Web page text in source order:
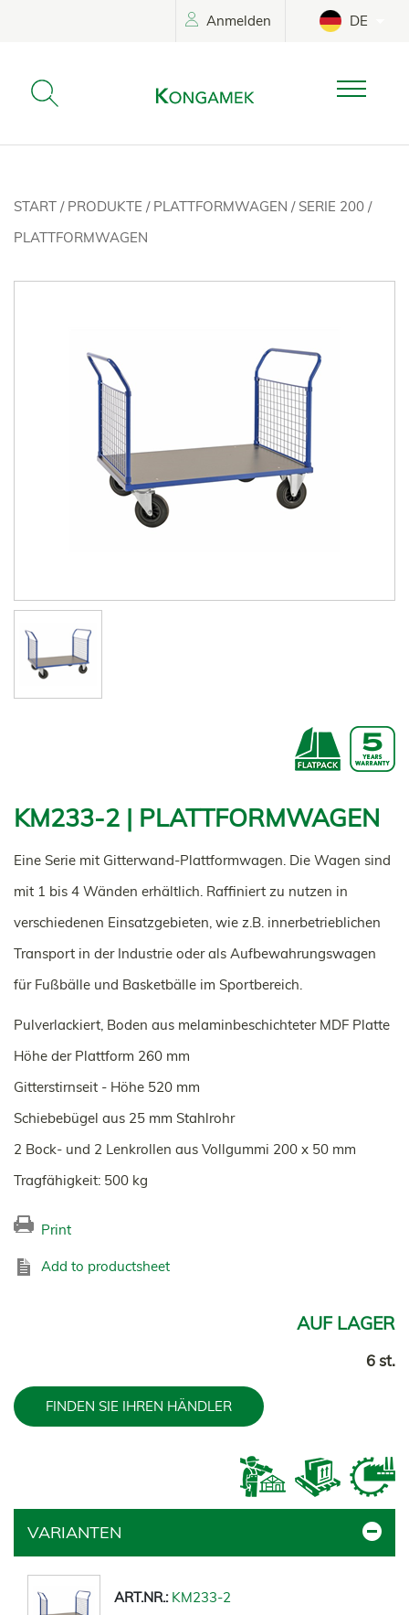
Anmelden DE
START / PRODUKTE / PLATTFORMWAGEN / SERIE 200 /
PLATTFORMWAGEN
KM233-2 | PLATTFORMWAGEN
Eine Serie mit Gitterwand-Plattformwagen. Die Wagen sind
mit 1 bis 4 Wänden erhältlich. Raffiniert zu nutzen in
verschiedenen Einsatzgebieten, wie z.B. innerbetrieblichen
Transport in der Industrie oder als Aufbewahrungswagen
für Fußbälle und Basketbälle im Sportbereich.
Pulverlackiert, Boden aus melaminbeschichteter MDF Platte
Höhe der Plattform 260 mm
Gitterstirnseit - Höhe 520 mm
Schiebebügel aus 25 mm Stahlrohr
2 Bock- und 2 Lenkrollen aus Vollgummi 200 x 50 mm
Tragfähigkeit: 500 kg
Print
Add to productsheet
AUF LAGER
6 st.
FINDEN SIE IHREN HÄNDLER
VARIANTEN
KM233-2